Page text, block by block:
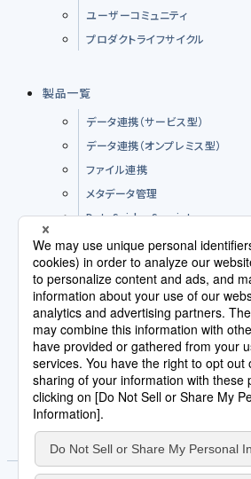
ユーザーコミュニティ
プロダクトライフサイクル
製品一覧
データ連携（サービス型）
データ連携（オンプレミス型）
ファイル連携
メタデータ管理
DataSpider Servista
その他製品
オープンソースソフトウエア（OSS）
購入前のFAQ
パートナー
使用許諾契約/利用規約